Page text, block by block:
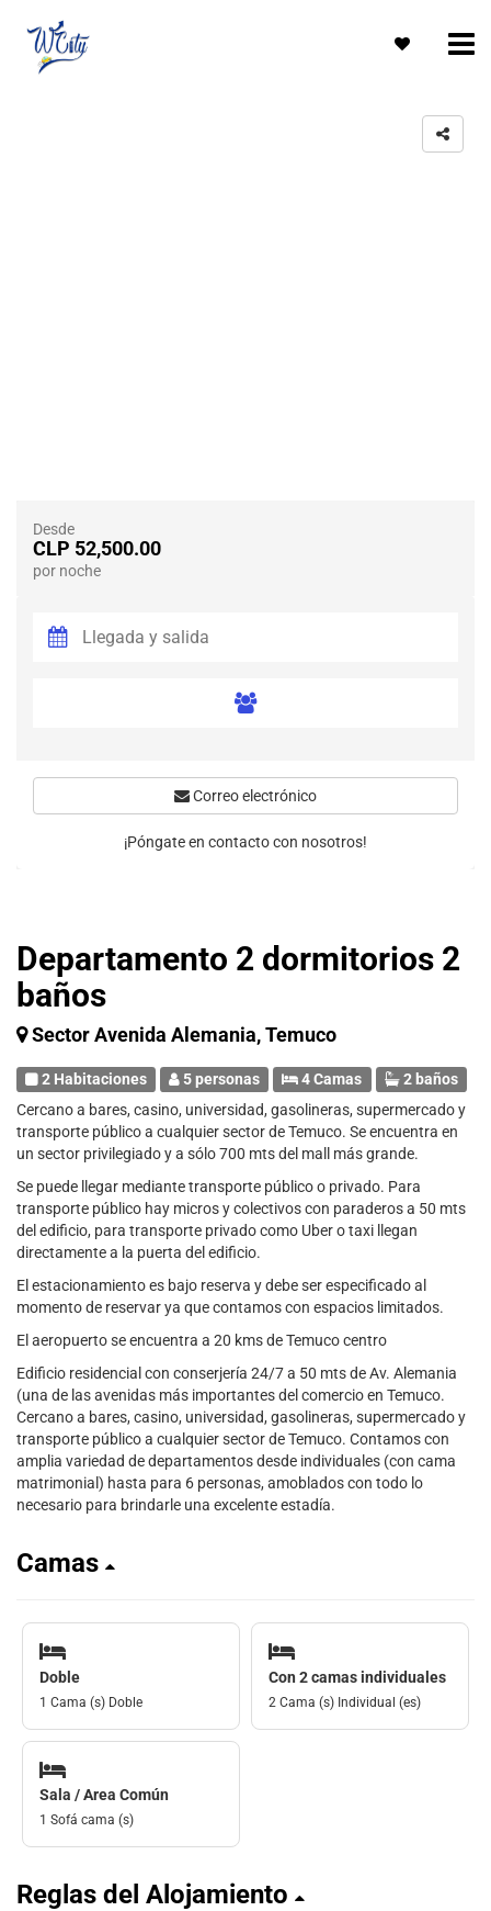
Departamento 2 dormitorios 2
baños
Sector Avenida Alemania, Temuco
2 Habitaciones 5 personas 4 Camas
2 baños
Cercano a bares, casino, universidad, gasolineras, supermercado y
transporte público a cualquier sector de Temuco. Se encuentra en
un sector privilegiado y a sólo 700 mts del mall más grande.
Se puede llegar mediante transporte público o privado. Para
transporte público hay micros y colectivos con paraderos a 50 mts
del edificio, para transporte privado como Uber o taxi llegan
directamente a la puerta del edificio.
El estacionamiento es bajo reserva y debe ser especificado al
momento de reservar ya que contamos con espacios limitados.
El aeropuerto se encuentra a 20 kms de Temuco centro
Edificio residencial con conserjería 24/7 a 50 mts de Av. Alemania
(una de las avenidas más importantes del comercio en Temuco.
Cercano a bares, casino, universidad, gasolineras, supermercado y
transporte público a cualquier sector de Temuco. Contamos con
amplia variedad de departamentos desde individuales (con cama
matrimonial) hasta para 6 personas, amoblados con todo lo
necesario para brindarle una excelente estadía.
Camas
Doble
1 Cama (s) Doble
Con 2 camas individuales
2 Cama (s) Individual (es)
Sala / Area Común
1 Sofá cama (s)
Reglas del Alojamiento
Desde
CLP 52,500.00
por noche
Correo electrónico
¡Póngate en contacto con nosotros!